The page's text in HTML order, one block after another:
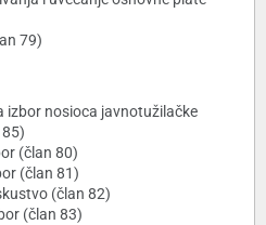
79)
izbor nosioca javnotužilačke
(član 80)
(član 81)
(član 82)
(član 83)